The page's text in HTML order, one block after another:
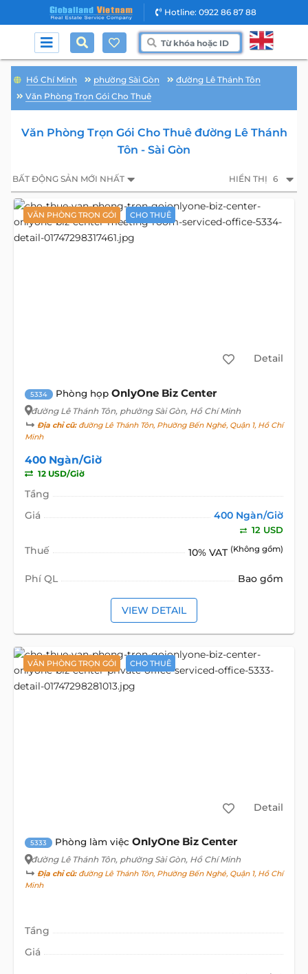
Hotline: 0922 86 87 88
Hồ Chí Minh phường Sài Gòn
đường Lê Thánh Tôn
Văn Phòng Trọn Gói Cho Thuê
Văn Phòng Trọn Gói Cho Thuê đường Lê Thánh
Tôn - Sài Gòn
BẤT ĐỘNG SẢN MỚI NHẤT HIỂN THỊ 6
VĂN PHÒNG TRỌN GÓI CHO THUÊ
Detail
5334 Phòng họp OnlyOne Biz Center
đường Lê Thánh Tôn, phường Sài Gòn, Hồ Chí Minh
Địa chỉ cũ:đường Lê Thánh Tôn, Phường Bến Nghé, Quận 1, Hồ Chí
Minh
400 Ngàn/Giờ
12 USD/Giờ
Tầng
Giá
400 Ngàn/Giờ
12 USD
Thuế 10% VAT (Không gồm)
Phí QL Bao gồm
VIEW DETAIL
VĂN PHÒNG TRỌN GÓI CHO THUÊ
Detail
5333 Phòng làm việc OnlyOne Biz Center
đường Lê Thánh Tôn, phường Sài Gòn, Hồ Chí Minh
Địa chỉ cũ:đường Lê Thánh Tôn, Phường Bến Nghé, Quận 1, Hồ Chí
Minh
Tầng
Giá